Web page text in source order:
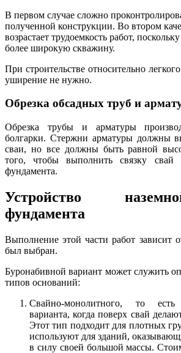
В первом случае сложно
полученной конструкции. Во втором
возрастает трудоемкость работ,
более широкую скважину.
При строительстве относительно
уширение не нужно.
Обрезка обсадных труб и
Обрезка трубы и арматуры
болгарки. Стержни арматуры должны
сваи, но все должны быть равной
того, чтобы выполнить связку свай
фундамента.
Устройство
фундамента
Выполнение этой части работ зависит
был выбран.
Буронабивной вариант может служить
типов оснований:
Свайно-монолитного, то есть
варианта, когда поверх свай
Этот тип подходит для плотных
используют для зданий,
в силу своей большой массы.